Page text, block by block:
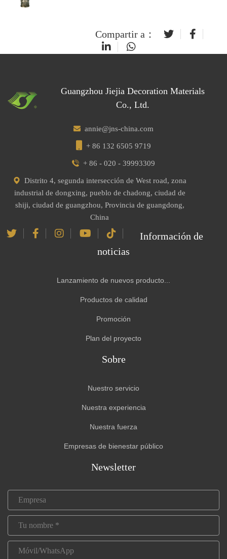
Compartir a：
Guangzhou Jiejia Decoration Materials
Co., Ltd.
annie@jns-china.com
+ 86 132 6505 9719
+ 86 - 020 - 39993309
Distrito 4, segunda intersección de West road, zona
industrial de dongxing, pueblo de chadong, ciudad de
shiji, ciudad de guangzhou, Provincia de guangdong,
China
Información de
noticias
Lanzamiento de nuevos producto...
Productos de calidad
Promoción
Plan del proyecto
Sobre
Nuestro servicio
Nuestra experiencia
Nuestra fuerza
Empresas de bienestar público
Newsletter